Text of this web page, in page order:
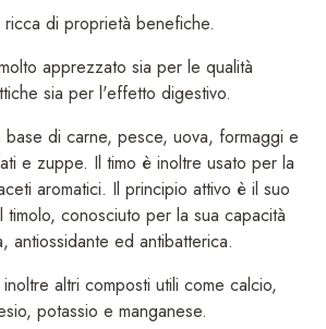
ricca di proprietà benefiche.
apprezzato sia per le qualità
sia per l'effetto digestivo.
base di carne, pesce, uova, formaggi e
e zuppe. Il timo è inoltre usato per la
aromatici. Il principio attivo è il suo
timolo, conosciuto per la sua capacità
antiossidante ed antibatterica.
altri composti utili come calcio,
potassio e manganese.